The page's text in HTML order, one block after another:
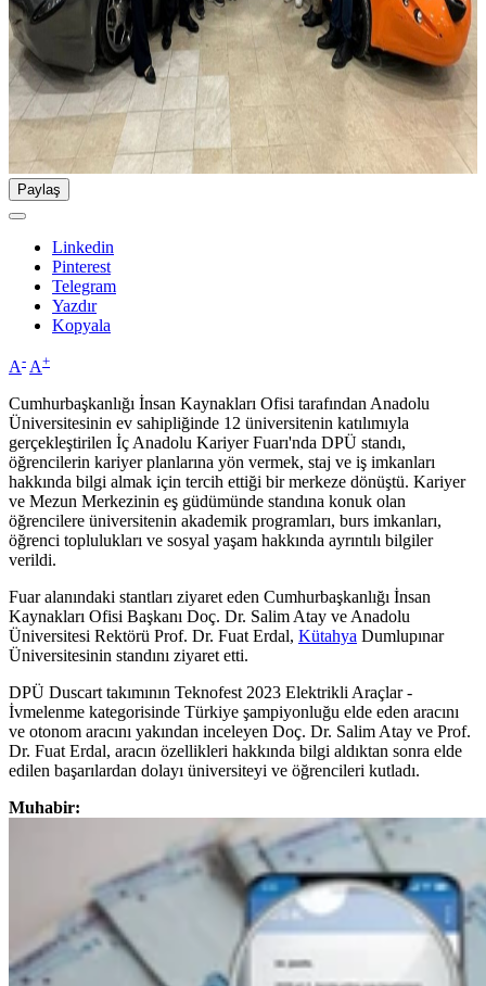
Paylaş
Linkedin
Pinterest
Telegram
Yazdır
Kopyala
A- A+
Cumhurbaşkanlığı İnsan Kaynakları Ofisi tarafından Anadolu
Üniversitesinin ev sahipliğinde 12 üniversitenin katılımıyla
gerçekleştirilen İç Anadolu Kariyer Fuarı'nda DPÜ standı,
öğrencilerin kariyer planlarına yön vermek, staj ve iş imkanları
hakkında bilgi almak için tercih ettiği bir merkeze dönüştü. Kariyer
ve Mezun Merkezinin eş güdümünde standına konuk olan
öğrencilere üniversitenin akademik programları, burs imkanları,
öğrenci toplulukları ve sosyal yaşam hakkında ayrıntılı bilgiler
verildi.
Fuar alanındaki stantları ziyaret eden Cumhurbaşkanlığı İnsan
Kaynakları Ofisi Başkanı Doç. Dr. Salim Atay ve Anadolu
Üniversitesi Rektörü Prof. Dr. Fuat Erdal, Kütahya Dumlupınar
Üniversitesinin standını ziyaret etti.
DPÜ Duscart takımının Teknofest 2023 Elektrikli Araçlar -
İvmelenme kategorisinde Türkiye şampiyonluğu elde eden aracını
ve otonom aracını yakından inceleyen Doç. Dr. Salim Atay ve Prof.
Dr. Fuat Erdal, aracın özellikleri hakkında bilgi aldıktan sonra elde
edilen başarılardan dolayı üniversiteyi ve öğrencileri kutladı.
Muhabir: